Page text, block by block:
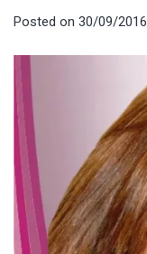
Posted on 30/09/2016